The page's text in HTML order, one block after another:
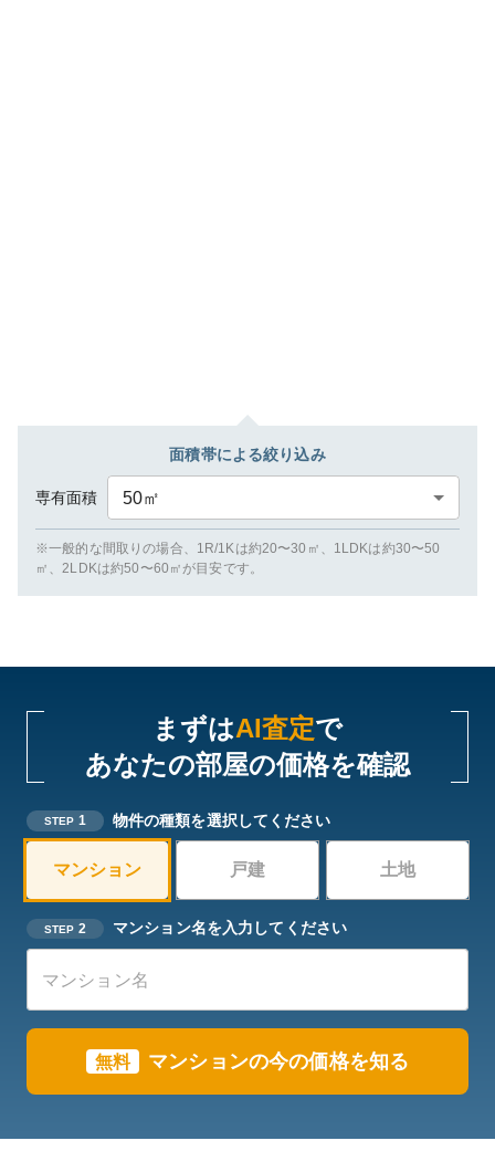
面積帯による絞り込み
専有面積 50㎡
※一般的な間取りの場合、1R/1Kは約20〜30㎡、1LDKは約30〜50
㎡、2LDKは約50〜60㎡が目安です。
まずはAI査定で
あなたの部屋の価格を確認
STEP 1 物件の種類を選択してください
マンション 戸建 土地
STEP 2 マンション名を入力してください
無料 マンションの今の価格を知る